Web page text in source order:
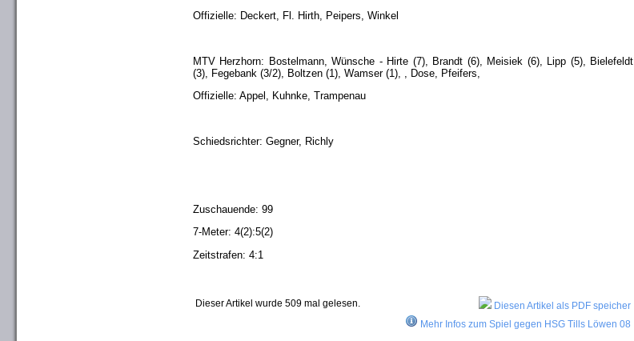
Offizielle: Deckert, Fl. Hirth, Peipers, Winkel
MTV Herzhorn: Bostelmann, Wünsche - Hirte (7), Brandt (6), Meisiek (6), Lipp (5), Bielefeldt
(3), Fegebank (3/2), Boltzen (1), Wamser (1), , Dose, Pfeifers,
Offizielle: Appel, Kuhnke, Trampenau
Schiedsrichter: Gegner, Richly
Zuschauende: 99
7-Meter: 4(2):5(2)
Zeitstrafen: 4:1
Dieser Artikel wurde 509 mal gelesen.
Diesen Artikel als PDF speicher
Mehr Infos zum Spiel gegen HSG Tills Löwen 08